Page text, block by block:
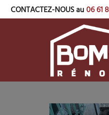
CONTACTEZ-NOUS au06 61